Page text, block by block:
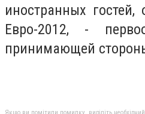
иностранных
Евро-2012, -
принимающей